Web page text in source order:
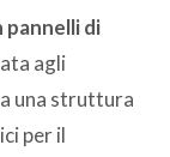
di
agli
una struttura
per il